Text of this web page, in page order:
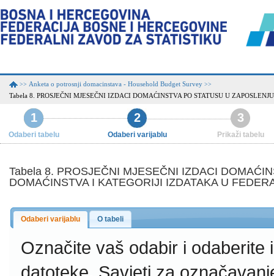
>> Anketa o potrosnji domacinstava - Household Budget Survey >>
Tabela 8. PROSJEČNI MJESEČNI IZDACI DOMAĆINSTVA PO STATUSU U
1
Odaberi tabelu
2
Odaberi varijablu
3
Prikaži tabelu
Tabela 8. PROSJEČNI MJESEČNI IZDACI
DOMAĆINSTVA I KATEGORIJI IZDATAKA U
Odaberi varijablu O tabeli
Označite vaš odabir i
datoteke. Savjeti za